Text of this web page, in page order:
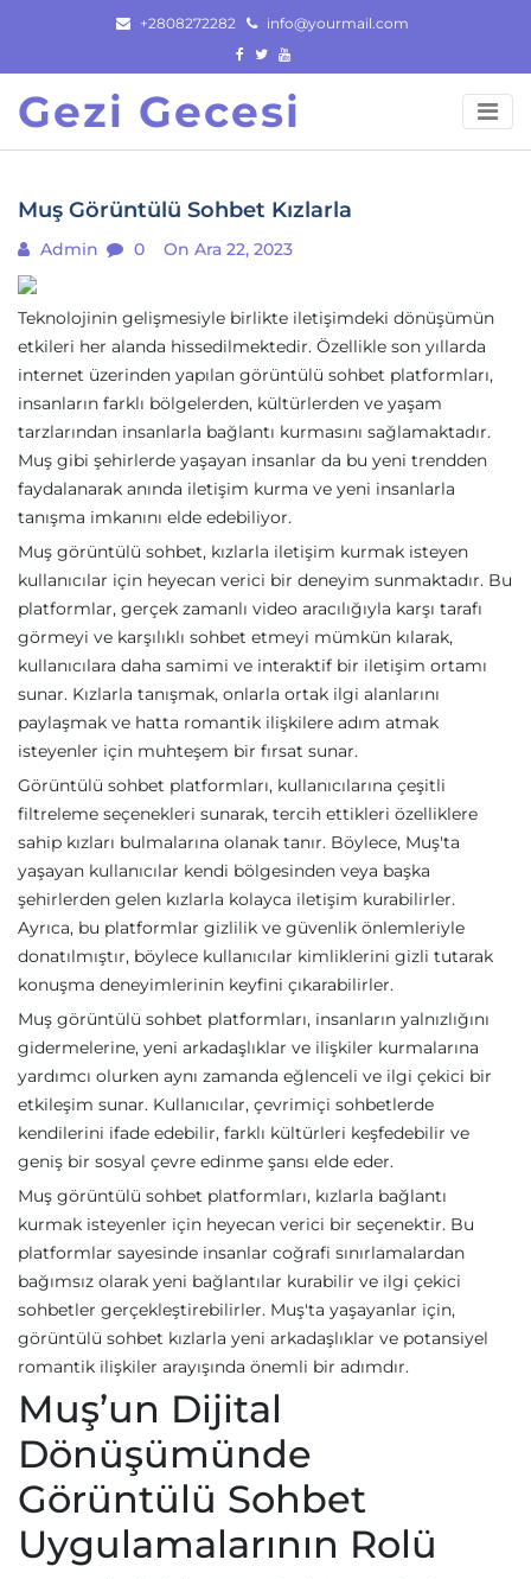
content
+2808272282 info@yourmail.com
Gezi Gecesi
Muş Görüntülü Sohbet Kızlarla
Admin 0 On Ara 22, 2023
Teknolojinin gelişmesiyle birlikte iletişimdeki dönüşümün
etkileri her alanda hissedilmektedir. Özellikle son yıllarda
internet üzerinden yapılan görüntülü sohbet platformları,
insanların farklı bölgelerden, kültürlerden ve yaşam
tarzlarından insanlarla bağlantı kurmasını sağlamaktadır.
Muş gibi şehirlerde yaşayan insanlar da bu yeni trendden
faydalanarak anında iletişim kurma ve yeni insanlarla
tanışma imkanını elde edebiliyor.
Muş görüntülü sohbet, kızlarla iletişim kurmak isteyen
kullanıcılar için heyecan verici bir deneyim sunmaktadır. Bu
platformlar, gerçek zamanlı video aracılığıyla karşı tarafı
görmeyi ve karşılıklı sohbet etmeyi mümkün kılarak,
kullanıcılara daha samimi ve interaktif bir iletişim ortamı
sunar. Kızlarla tanışmak, onlarla ortak ilgi alanlarını
paylaşmak ve hatta romantik ilişkilere adım atmak
isteyenler için muhteşem bir fırsat sunar.
Görüntülü sohbet platformları, kullanıcılarına çeşitli
filtreleme seçenekleri sunarak, tercih ettikleri özelliklere
sahip kızları bulmalarına olanak tanır. Böylece, Muş'ta
yaşayan kullanıcılar kendi bölgesinden veya başka
şehirlerden gelen kızlarla kolayca iletişim kurabilirler.
Ayrıca, bu platformlar gizlilik ve güvenlik önlemleriyle
donatılmıştır, böylece kullanıcılar kimliklerini gizli tutarak
konuşma deneyimlerinin keyfini çıkarabilirler.
Muş görüntülü sohbet platformları, insanların yalnızlığını
gidermelerine, yeni arkadaşlıklar ve ilişkiler kurmalarına
yardımcı olurken aynı zamanda eğlenceli ve ilgi çekici bir
etkileşim sunar. Kullanıcılar, çevrimiçi sohbetlerde
kendilerini ifade edebilir, farklı kültürleri keşfedebilir ve
geniş bir sosyal çevre edinme şansı elde eder.
Muş görüntülü sohbet platformları, kızlarla bağlantı
kurmak isteyenler için heyecan verici bir seçenektir. Bu
platformlar sayesinde insanlar coğrafi sınırlamalardan
bağımsız olarak yeni bağlantılar kurabilir ve ilgi çekici
sohbetler gerçekleştirebilirler. Muş'ta yaşayanlar için,
görüntülü sohbet kızlarla yeni arkadaşlıklar ve potansiyel
romantik ilişkiler arayışında önemli bir adımdır.
Muş’un Dijital
Dönüşümünde
Görüntülü Sohbet
Uygulamalarının Rolü